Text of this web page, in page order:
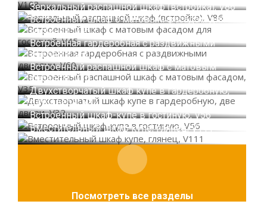
Зеркальный распашной шкаф (встройка), V86
Встроенный шкаф с матовым фасадом для
гостиной, V45
Встроенная гардеробная с раздвижными
дверями, V60
Встроенный распашной шкаф с матовым
фасадом, V35
Двухстворчатый шкаф купе в гардеробную,
две двери, V32
Встроенный шкаф-купе в гостиную, V56
Вместительный шкаф купе, глянец, V111
Посмотреть все разделы